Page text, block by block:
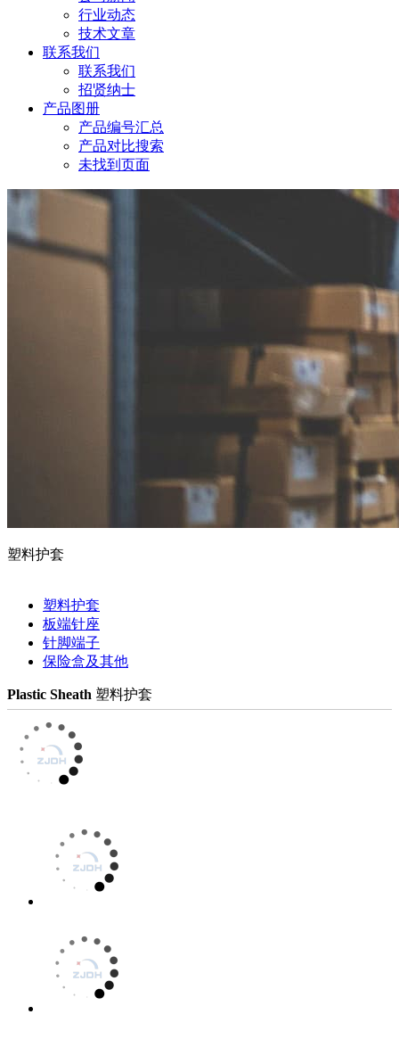
行业动态
技术文章
联系我们
联系我们
招贤纳士
产品图册
产品编号汇总
产品对比搜索
未找到页面
塑料护套
塑料护套
板端针座
针脚端子
保险盒及其他
Plastic Sheath 塑料护套